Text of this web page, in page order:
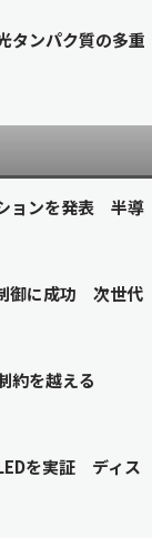
タンパク質の多重
ョンを発表 半導
御に成功 次世代
約を越える
を実証 ディス